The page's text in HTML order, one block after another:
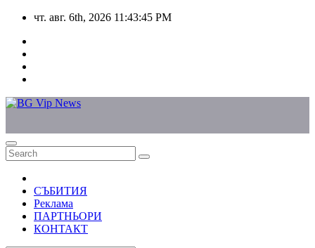
Skip
content
чт. авг. 6th, 2026 11:43:45 PM
СЪБИТИЯ
Реклама
ПАРТНЬОРИ
КОНТАКТ